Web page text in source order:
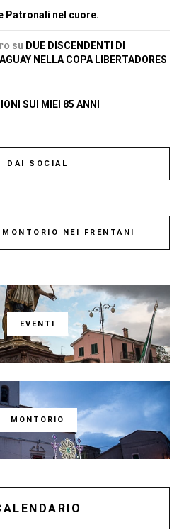
Patronali nel cuore.
su DUE DISCENDENTI DI
NELLA COPA LIBERTADORES
SUI MIEI 85 ANNI
DAI SOCIAL
NEI FRENTANI
EVENTI
MONTORIO